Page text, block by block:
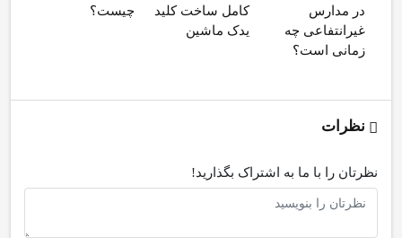
در مدارس
غیرانتفاعی چه
زمانی است؟
کامل ساخت کلید
یدک ماشین
چیست؟
نظرات
نظرتان را با ما به اشتراک بگذارید!